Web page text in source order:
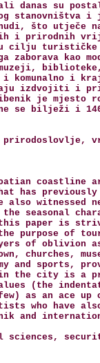
danas su
što utječe
i prirodnih
cilju turističke
zaborava kao
komunalno i
izdvojiti i
je mjesto
se bilježi i
prirodoslovlje,
coastline
has previously
also
the seasonal
paper is
purpose of
of oblivion as
churches,
and sports,
in the city is
(the
as an ace
who have
and
sciences,